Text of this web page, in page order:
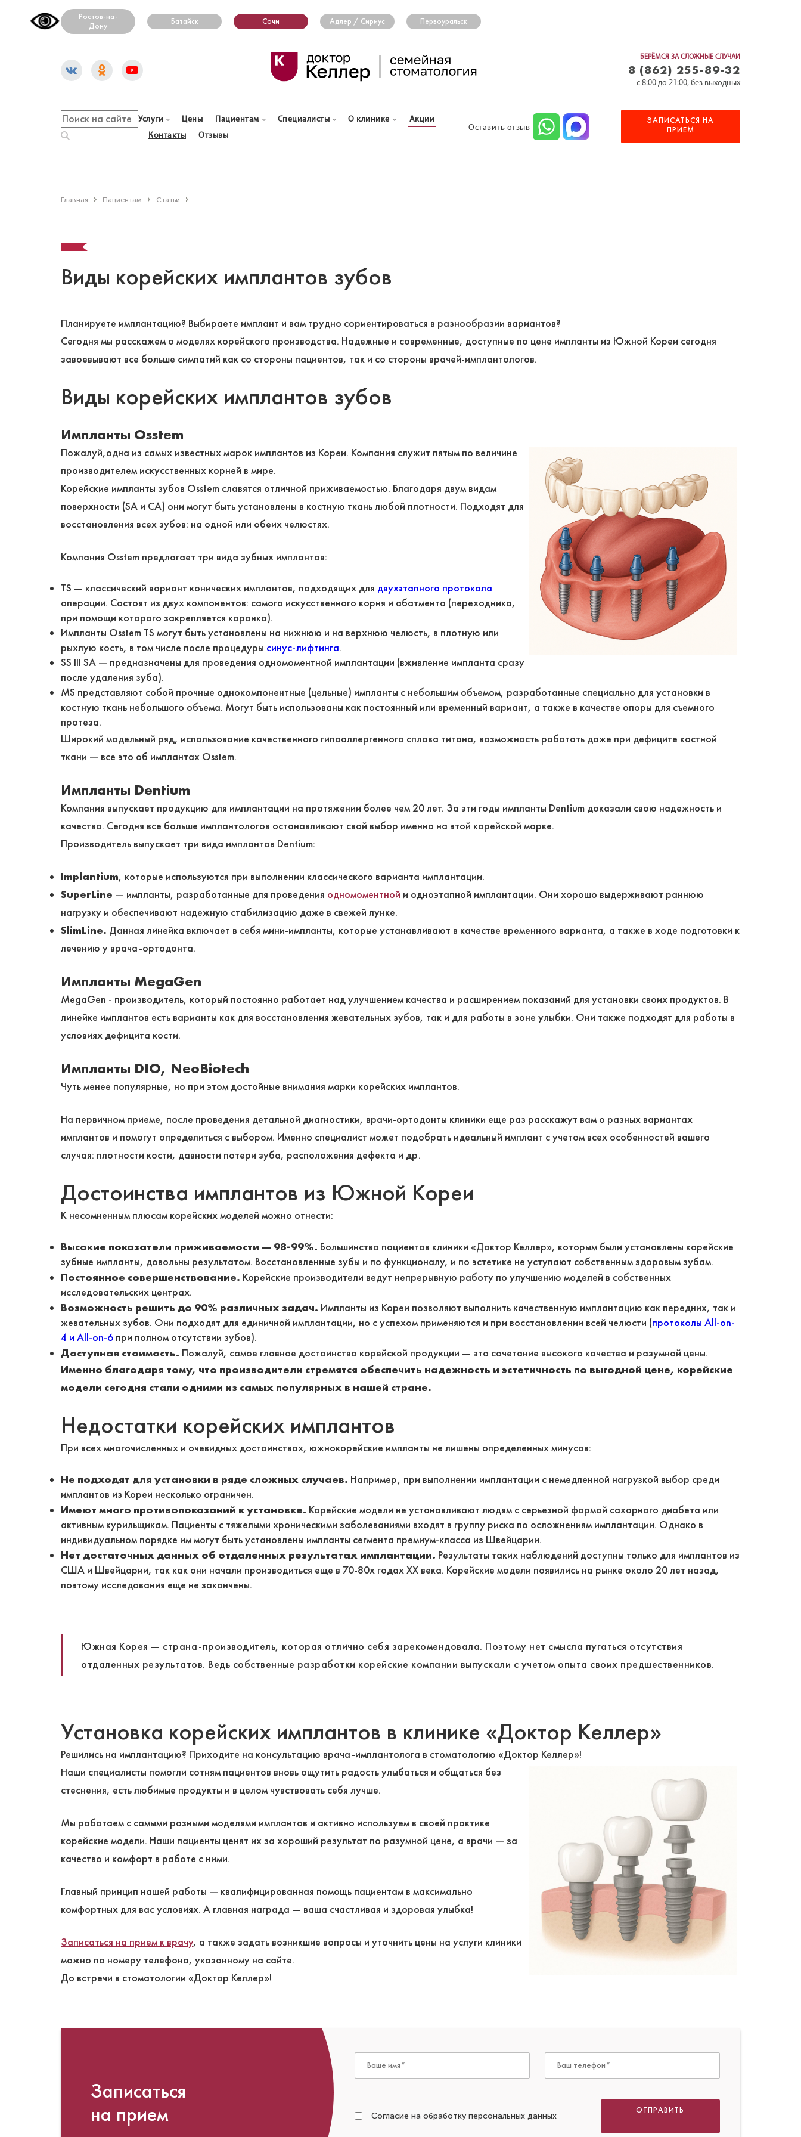
Ростов-на-
Дону
Батайск Сочи Адлер / Сириус Первоуральск
БЕРЁМСЯ ЗА СЛОЖНЫЕ СЛУЧАИ
8 (862) 255-89-32
c 8:00 до 21:00, без выходных
Услуги Цены Пациентам Специалисты О клинике
Акции
Контакты
Отзывы
Оставить отзыв
ЗАПИСАТЬСЯ НА
ПРИЕМ
Главная Пациентам Статьи
Виды корейских имплантов зубов
Планируете имплантацию? Выбираете имплант и вам трудно сориентироваться в разнообразии вариантов?
Сегодня мы расскажем о моделях корейского производства. Надежные и современные, доступные по цене импланты из Южной Кореи сегодня
завоевывают все больше симпатий как со стороны пациентов, так и со стороны врачей-имплантологов.
Виды корейских имплантов зубов
Импланты Osstem
Пожалуй,одна из самых известных марок имплантов из Кореи. Компания служит пятым по величине
производителем искусственных корней в мире.
Корейские импланты зубов Osstem славятся отличной приживаемостью. Благодаря двум видам
поверхности (SA и CA) они могут быть установлены в костную ткань любой плотности. Подходят для
восстановления всех зубов: на одной или обеих челюстях.
Компания Osstem предлагает три вида зубных имплантов:
TS — классический вариант конических имплантов, подходящих для двухэтапного протокола
операции. Состоят из двух компонентов: самого искусственного корня и абатмента (переходника,
при помощи которого закрепляется коронка).
Импланты Osstem TS могут быть установлены на нижнюю и на верхнюю челюсть, в плотную или
рыхлую кость, в том числе после процедуры синус-лифтинга.
SS III SA — предназначены для проведения одномоментной имплантации (вживление импланта сразу
после удаления зуба).
MS представляют собой прочные однокомпонентные (цельные) импланты с небольшим объемом, разработанные специально для установки в
костную ткань небольшого объема. Могут быть использованы как постоянный или временный вариант, а также в качестве опоры для съемного
протеза.
Широкий модельный ряд, использование качественного гипоаллергенного сплава титана, возможность работать даже при дефиците костной
ткани — все это об имплантах Osstem.
Импланты Dentium
Компания выпускает продукцию для имплантации на протяжении более чем 20 лет. За эти годы импланты Dentium доказали свою надежность и
качество. Сегодня все больше имплантологов останавливают свой выбор именно на этой корейской марке.
Производитель выпускает три вида имплантов Dentium:
Implantium, которые используются при выполнении классического варианта имплантации.
SuperLine — импланты, разработанные для проведения одномоментной и одноэтапной имплантации. Они хорошо выдерживают раннюю
нагрузку и обеспечивают надежную стабилизацию даже в свежей лунке.
SlimLine. Данная линейка включает в себя мини-импланты, которые устанавливают в качестве временного варианта, а также в ходе подготовки к
лечению у врача-ортодонта.
Импланты MegaGen
MegaGen - производитель, который постоянно работает над улучшением качества и расширением показаний для установки своих продуктов. В
линейке имплантов есть варианты как для восстановления жевательных зубов, так и для работы в зоне улыбки. Они также подходят для работы в
условиях дефицита кости.
Импланты DIO, NeoBiotech
Чуть менее популярные, но при этом достойные внимания марки корейских имплантов.
На первичном приеме, после проведения детальной диагностики, врачи-ортодонты клиники еще раз расскажут вам о разных вариантах
имплантов и помогут определиться с выбором. Именно специалист может подобрать идеальный имплант с учетом всех особенностей вашего
случая: плотности кости, давности потери зуба, расположения дефекта и др.
Достоинства имплантов из Южной Кореи
К несомненным плюсам корейских моделей можно отнести:
Высокие показатели приживаемости — 98-99%. Большинство пациентов клиники «Доктор Келлер», которым были установлены корейские
зубные импланты, довольны результатом. Восстановленные зубы и по функционалу, и по эстетике не уступают собственным здоровым зубам.
Постоянное совершенствование. Корейские производители ведут непрерывную работу по улучшению моделей в собственных
исследовательских центрах.
Возможность решить до 90% различных задач. Импланты из Кореи позволяют выполнить качественную имплантацию как передних, так и
жевательных зубов. Они подходят для единичной имплантации, но с успехом применяются и при восстановлении всей челюсти (протоколы All-on-
4 и All-on-6 при полном отсутствии зубов).
Доступная стоимость. Пожалуй, самое главное достоинство корейской продукции — это сочетание высокого качества и разумной цены.
Именно благодаря тому, что производители стремятся обеспечить надежность и эстетичность по выгодной цене, корейские
модели сегодня стали одними из самых популярных в нашей стране.
Недостатки корейских имплантов
При всех многочисленных и очевидных достоинствах, южнокорейские импланты не лишены определенных минусов:
Не подходят для установки в ряде сложных случаев. Например, при выполнении имплантации с немедленной нагрузкой выбор среди
имплантов из Кореи несколько ограничен.
Имеют много противопоказаний к установке. Корейские модели не устанавливают людям с серьезной формой сахарного диабета или
активным курильщикам. Пациенты с тяжелыми хроническими заболеваниями входят в группу риска по осложнениям имплантации. Однако в
индивидуальном порядке им могут быть установлены импланты сегмента премиум-класса из Швейцарии.
Нет достаточных данных об отдаленных результатах имплантации. Результаты таких наблюдений доступны только для имплантов из
США и Швейцарии, так как они начали производиться еще в 70-80х годах ХХ века. Корейские модели появились на рынке около 20 лет назад,
поэтому исследования еще не закончены.
Южная Корея — страна-производитель, которая отлично себя зарекомендовала. Поэтому нет смысла пугаться отсутствия
отдаленных результатов. Ведь собственные разработки корейские компании выпускали с учетом опыта своих предшественников.
Установка корейских имплантов в клинике «Доктор Келлер»
Решились на имплантацию? Приходите на консультацию врача-имплантолога в стоматологию «Доктор Келлер»!
Наши специалисты помогли сотням пациентов вновь ощутить радость улыбаться и общаться без
стеснения, есть любимые продукты и в целом чувствовать себя лучше.
Мы работаем с самыми разными моделями имплантов и активно используем в своей практике
корейские модели. Наши пациенты ценят их за хороший результат по разумной цене, а врачи — за
качество и комфорт в работе с ними.
Главный принцип нашей работы — квалифицированная помощь пациентам в максимально
комфортных для вас условиях. А главная награда — ваша счастливая и здоровая улыбка!
Записаться на прием к врачу, а также задать возникшие вопросы и уточнить цены на услуги клиники
можно по номеру телефона, указанному на сайте.
До встречи в стоматологии «Доктор Келлер»!
Записаться
на прием
Согласие на обработку персональных данных
ОТПРАВИТЬ